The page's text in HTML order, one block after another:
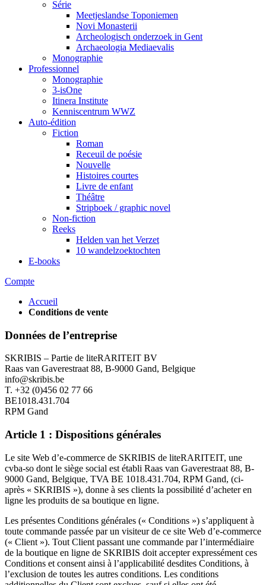
Série
Meetjeslandse Toponiemen
Novi Monasterii
Archeologisch onderzoek in Gent
Archaeologia Mediaevalis
Monographie
Professionnel
Monographie
3-isOne
Itinera Institute
Kenniscentrum WWZ
Auto-édition
Fiction
Roman
Receuil de poésie
Nouvelle
Histoires courtes
Livre de enfant
Théâtre
Stripboek / graphic novel
Non-fiction
Reeks
Helden van het Verzet
10 wandelzoektochten
E-books
Compte
Accueil
Conditions de vente
Données de l’entreprise
SKRIBIS – Partie de liteRARITEIT BV
Raas van Gaverestraat 88, B-9000 Gand, Belgique
info@skribis.be
T. +32 (0)456 02 77 66
BE1018.431.704
RPM Gand
Article 1 : Dispositions générales
Le site Web d’e-commerce de SKRIBIS de liteRARITEIT, une
cvba-so dont le siège social est établi Raas van Gaverestraat 88, B-
9000 Gand, Belgique, TVA BE 1018.431.704, RPM Gand, (ci-
après « SKRIBIS »), donne à ses clients la possibilité d’acheter en
ligne les produits de sa boutique en ligne.
Les présentes Conditions générales (« Conditions ») s’appliquent à
toute commande passée par un visiteur de ce site Web d’e-commerce
(« Client »). Tout Client passant une commande par l’intermédiaire
de la boutique en ligne de SKRIBIS doit accepter expressément ces
Conditions et consent ainsi à l’applicabilité desdites Conditions, à
l’exclusion de toutes les autres conditions. Les conditions